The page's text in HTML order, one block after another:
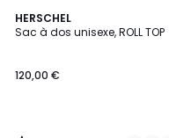
HERSCHEL
Sac à dos unisexe, ROLL TOP
120,00 €
1
/
2
Couleurs